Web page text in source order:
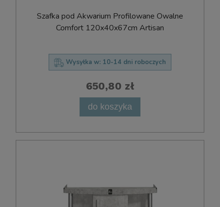
Szafka pod Akwarium Profilowane Owalne
Comfort 120x40x67cm Artisan
Wysyłka w: 10-14 dni roboczych
650,80 zł
do koszyka